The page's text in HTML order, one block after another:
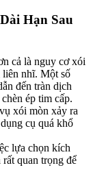
Hạn Sau
cả là nguy cơ xói
liên nhĩ. Một số
đến tràn dịch
ép tim cấp.
xói mòn xảy ra
cụ quá khổ
lựa chọn kích
quan trọng để